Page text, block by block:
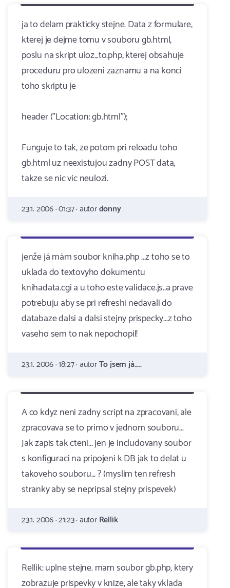
ja to delam prakticky stejne. Data z formulare,
kterej je dejme tomu v souboru gb.html,
poslu na skript uloz_to.php, kterej obsahuje
proceduru pro ulozeni zaznamu a na konci
toho skriptu je
header ("Location: gb.html");
Funguje to tak, ze potom pri reloadu toho
gb.html uz neexistujou zadny POST data,
takze se nic vic neulozi.
23.1. 2006 · 01:37 · autordonny
jenže já mám soubor kniha.php ...z toho se to
uklada do textovyho dokumentu
knihadata.cgi a u toho este validace.js..a prave
potrebuju aby se pri refreshi nedavali do
databaze dalsi a dalsi stejny prispecky...z toho
vaseho sem to nak nepochopil!
23.1. 2006 · 18:27 · autorTo jsem já.....
A co kdyz neni zadny script na zpracovani, ale
zpracovava se to primo v jednom souboru...
Jak zapis tak cteni... jen je includovany soubor
s konfiguraci na pripojeni k DB jak to delat u
takoveho souboru... ? (myslim ten refresh
stranky aby se nepripsal stejny prispevek)
23.1. 2006 · 21:23 · autorRellik
Rellik: uplne stejne. mam soubor gb.php, ktery
zobrazuje prispevky v knize, ale taky vklada